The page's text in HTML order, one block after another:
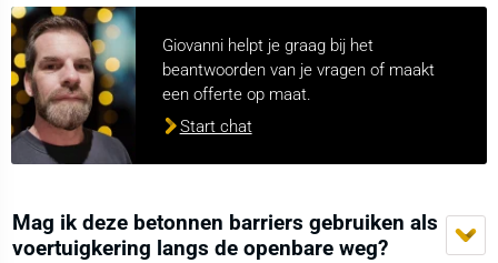
Giovanni helpt je graag bij het
beantwoorden van je vragen of maakt
een offerte op maat.
Start chat
Mag ik deze betonnen barriers gebruiken als
voertuigkering langs de openbare weg?